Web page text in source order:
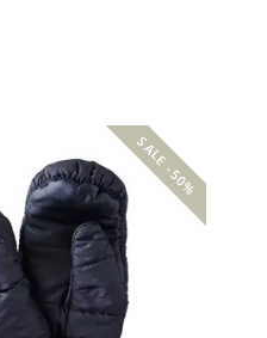
SALE -50%